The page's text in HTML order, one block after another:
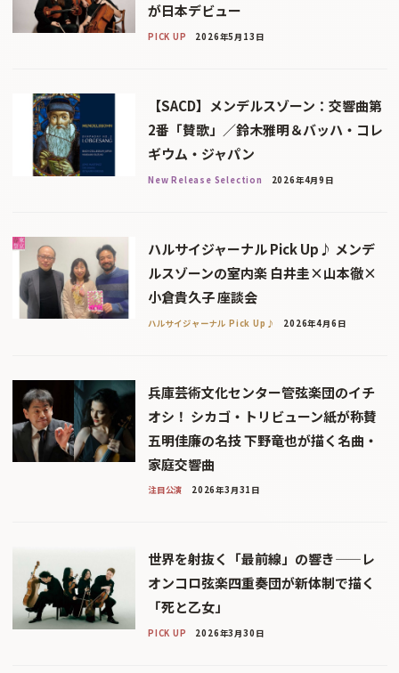
が日本デビュー
PICK UP 2026年5月13日
【SACD】メンデルスゾーン：交響曲第
2番「賛歌」／鈴木雅明＆バッハ・コレ
ギウム・ジャパン
New Release Selection 2026年4月9日
ハルサイジャーナル Pick Up♪ メンデ
ルスゾーンの室内楽 白井圭×山本徹×
小倉貴久子 座談会
ハルサイジャーナル Pick Up♪ 2026年4月6日
兵庫芸術文化センター管弦楽団のイチ
オシ！ シカゴ・トリビューン紙が称賛
五明佳廉の名技 下野竜也が描く名曲・
家庭交響曲
注目公演 2026年3月31日
世界を射抜く「最前線」の響き——レ
オンコロ弦楽四重奏団が新体制で描く
「死と乙女」
PICK UP 2026年3月30日